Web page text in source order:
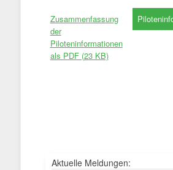
Zusammenfassung
der
Piloteninformationen
als PDF (23 KB)
Aktuelle Meldungen: